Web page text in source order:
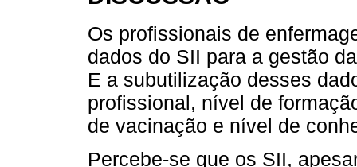
Os profissionais de
dados do SII para a gestão
E a subutilização desses
profissional, nível de
de vacinação e nível de
Percebe-se que os SII,